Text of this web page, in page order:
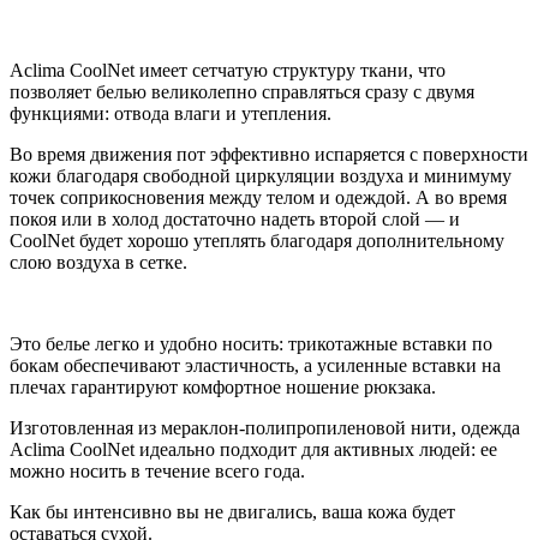
Aclima CoolNet имеет сетчатую структуру ткани, что
позволяет белью великолепно справляться сразу с двумя
функциями: отвода влаги и утепления.
Во время движения пот эффективно испаряется с поверхности
кожи благодаря свободной циркуляции воздуха и минимуму
точек соприкосновения между телом и одеждой. А во время
покоя или в холод достаточно надеть второй слой — и
CoolNet будет хорошо утеплять благодаря дополнительному
слою воздуха в сетке.
Это белье легко и удобно носить: трикотажные вставки по
бокам обеспечивают эластичность, а усиленные вставки на
плечах гарантируют комфортное ношение рюкзака.
Изготовленная из мераклон-полипропиленовой нити, одежда
Aclima CoolNet идеально подходит для активных людей: ее
можно носить в течение всего года.
Как бы интенсивно вы не двигались, ваша кожа будет
оставаться сухой.